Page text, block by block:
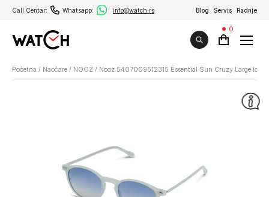
Call Centar: Whatsapp: info@watch.rs Blog Servis Radnje
0
Početna / Naočare / NOOZ / Nooz 5407009512315 Essential Sun Cruzy Large Ice